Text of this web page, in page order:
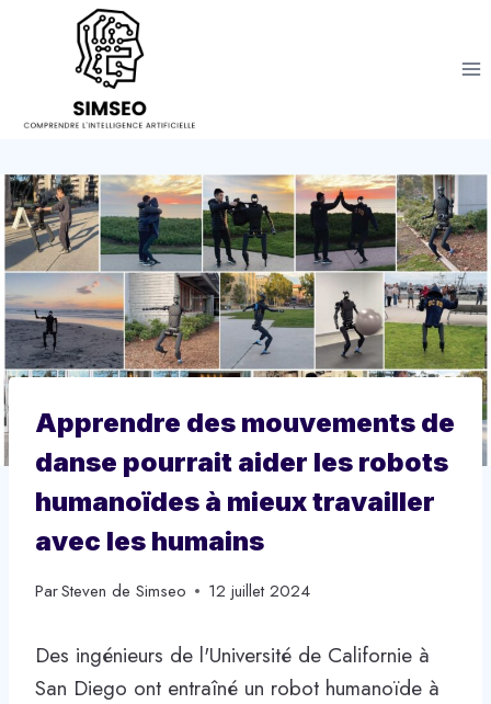
Apprendre des mouvements de
danse pourrait aider les robots
humanoïdes à mieux travailler
avec les humains
ParSteven de Simseo 12 juillet 2024
Des ingénieurs de l'Université de Californie à
San Diego ont entraîné un robot humanoïde à